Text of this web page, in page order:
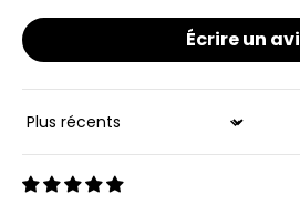
Écrire un
Sort by